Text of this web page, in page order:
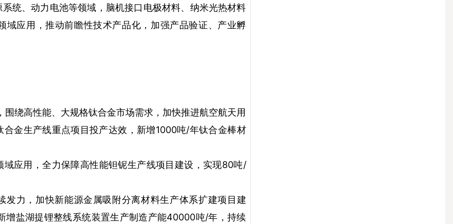
统、动力电池等领域，脑机接口电极材料、纳米光热材料
域应用，推动前瞻性技术产品化，加强产品验证、产业孵
围绕高性能、大规格钛合金市场需求，加快推进航空航天用
金生产线重点项目投产达效，新增1000吨/年钛合金棒材
应用，全力保障高性能钽铌生产线项目建设，实现80吨/
发力，加快新能源金属吸附分离材料生产体系扩建项目建
增盐湖提锂整线系统装置生产制造产能40000吨/年，持续